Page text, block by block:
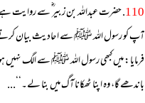
110 . حضرت عبداللہ بن زبیر ؓ سے روایت
آپ کو رسول اللہ ﷺ سے احادیث بیان
فرمایا: میں کبھی رسول اللہ ﷺ سے الگ نہیں
باندھے گا، وہ اپنا ٹھکانا آگ میں بنا لے۔‘‘...